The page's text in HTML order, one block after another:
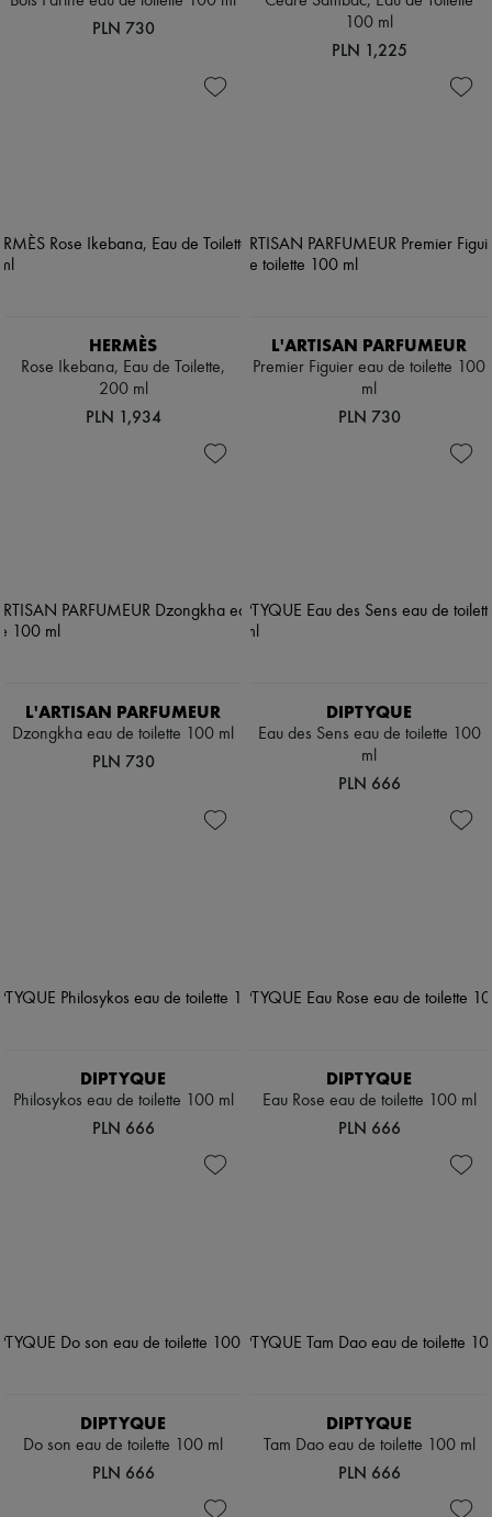
PLN 730
100 ml
PLN 1,225
HERMÈS
Rose Ikebana, Eau de Toilette,
200 ml
PLN 1,934
L'ARTISAN PARFUMEUR
Premier Figuier eau de toilette 100
ml
PLN 730
L'ARTISAN PARFUMEUR
Dzongkha eau de toilette 100 ml
PLN 730
DIPTYQUE
Eau des Sens eau de toilette 100
ml
PLN 666
DIPTYQUE
Philosykos eau de toilette 100 ml
PLN 666
DIPTYQUE
Eau Rose eau de toilette 100 ml
PLN 666
DIPTYQUE
Do son eau de toilette 100 ml
PLN 666
DIPTYQUE
Tam Dao eau de toilette 100 ml
PLN 666